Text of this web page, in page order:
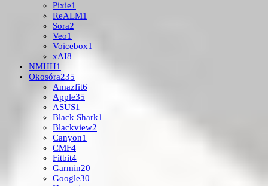
Pixie1
ReALM1
Sora2
Veo1
Voicebox1
xAI8
NMHH1
Okosóra235
Amazfit6
Apple35
ASUS1
Black Shark1
Blackview2
Canyon1
CMF4
Fitbit4
Garmin20
Google30